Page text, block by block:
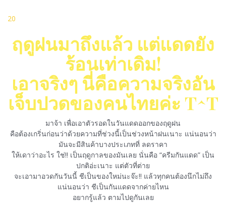
20
ฤดูฝนมาถึงแล้ว แต่แดดยัง
ร้อนเท่าเดิม!
เอาจริงๆ นี่คือความจริงอัน
เจ็บปวดของคนไทยค่ะ T^T
มาจ้า เพื่อเอาตัวรอดในวันแดดออกของฤดูฝน
คือต้องเกริ่นก่อนว่าด้วยความที่ช่วงนี้เป็นช่วงหน้าฝนเนาะ แน่นอนว่า
มันจะมีสินค้าบางประเภทที่ ลดราคา
ให้เดาว่าอะไร ใช่!! เป็นฤดูกาลของมันเลย นั่นคือ “ครีมกันแดด” เป็น
ปกติอ่ะเนาะ แต่ตัวที่ต่าย
จะเอามาอวดกันวันนี้ ชีเป็นของใหม่นะจ๊ะ!! แล้วทุกคนต้องนึกไม่ถึง
แน่นอนว่า ชีเป็นกันแดดจากค่ายไหน
อยากรู้แล้ว ตามไปดูกันเลย